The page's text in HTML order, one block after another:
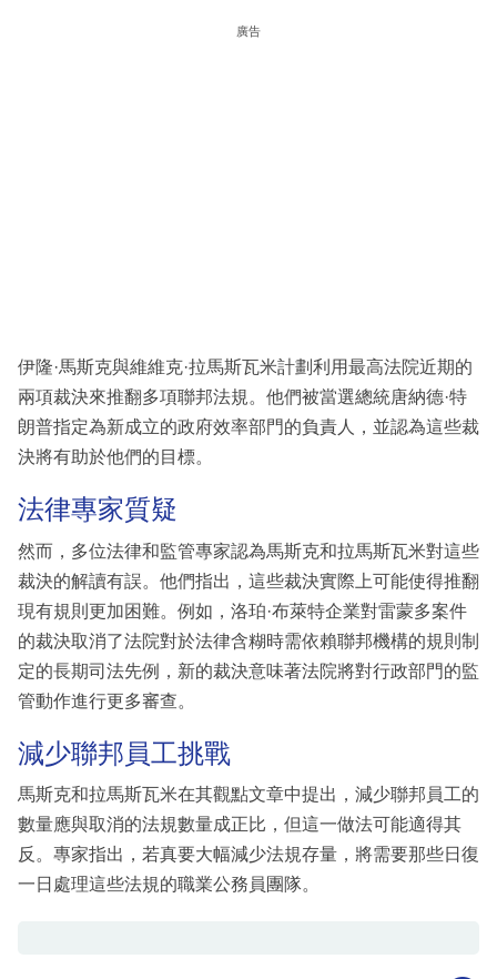
區
廣告
伊隆·馬斯克與維維克·拉馬斯瓦米計劃利用最高法院近期的
兩項裁決來推翻多項聯邦法規。他們被當選總統唐納德·特
朗普指定為新成立的政府效率部門的負責人，並認為這些裁
決將有助於他們的目標。
法律專家質疑
然而，多位法律和監管專家認為馬斯克和拉馬斯瓦米對這些
裁決的解讀有誤。他們指出，這些裁決實際上可能使得推翻
現有規則更加困難。例如，洛珀·布萊特企業對雷蒙多案件
的裁決取消了法院對於法律含糊時需依賴聯邦機構的規則制
定的長期司法先例，新的裁決意味著法院將對行政部門的監
管動作進行更多審查。
減少聯邦員工挑戰
馬斯克和拉馬斯瓦米在其觀點文章中提出，減少聯邦員工的
數量應與取消的法規數量成正比，但這一做法可能適得其
反。專家指出，若真要大幅減少法規存量，將需要那些日復
一日處理這些法規的職業公務員團隊。